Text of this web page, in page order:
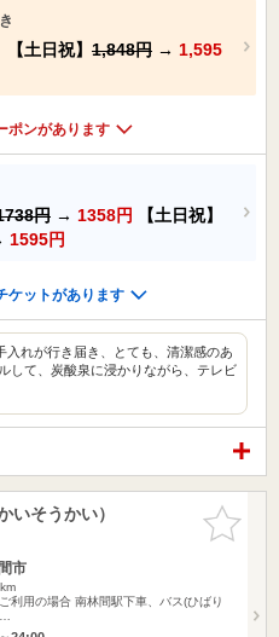
【土日祝】 1,848円 → 1,595
ポンがあります
円 → 1358円
【土日祝】
1595円
ケットがあります
入れが行き届き、とても、清潔感のあ
して、炭酸泉に浸かりながら、テレビ
お気に入
りに追加
いそうかい）
市
利用の場合 南林間駅下車、バス(ひばり